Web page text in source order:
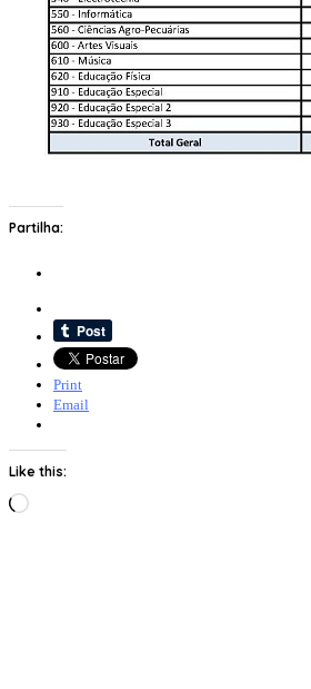
Partilha:
Print
Email
Like this:
Loading…